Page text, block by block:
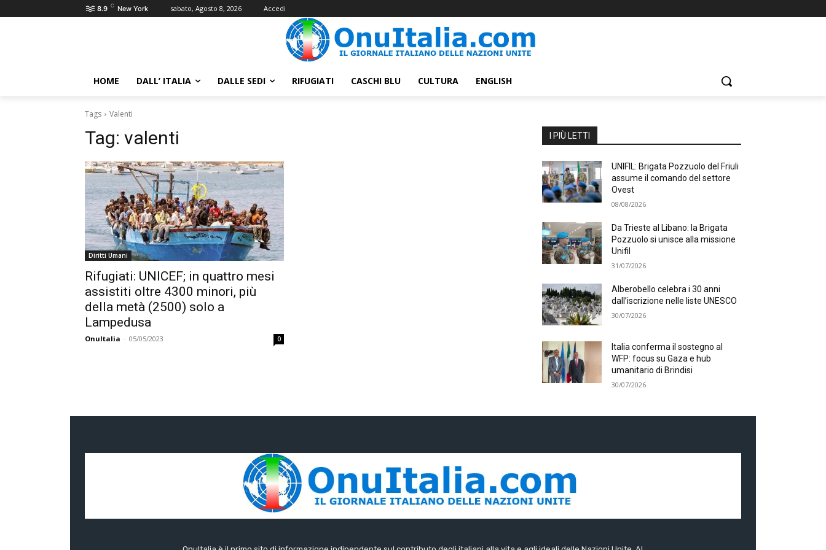
8.9 C New York sabato, Agosto 8, 2026 Accedi
HOME DALL’ ITALIA DALLE SEDI RIFUGIATI CASCHI BLU CULTURA ENGLISH
Tags Valenti
Tag: valenti
Diritti Umani
Rifugiati: UNICEF; in quattro mesi
assistiti oltre 4300 minori, più
della metà (2500) solo a
Lampedusa
OnuItalia - 05/05/2023 0
I PIÙ LETTI
UNIFIL: Brigata Pozzuolo del Friuli
assume il comando del settore
Ovest
08/08/2026
Da Trieste al Libano: la Brigata
Pozzuolo si unisce alla missione
Unifil
31/07/2026
Alberobello celebra i 30 anni
dall’iscrizione nelle liste UNESCO
30/07/2026
Italia conferma il sostegno al
WFP: focus su Gaza e hub
umanitario di Brindisi
30/07/2026